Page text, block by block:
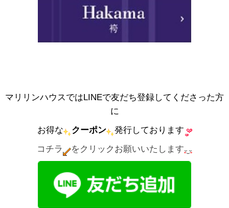
マリリンハウスではLINEで友だち登録してくださった方
に
お得な
クーポン
発行しております
コチラ
をクリックお願いいたします